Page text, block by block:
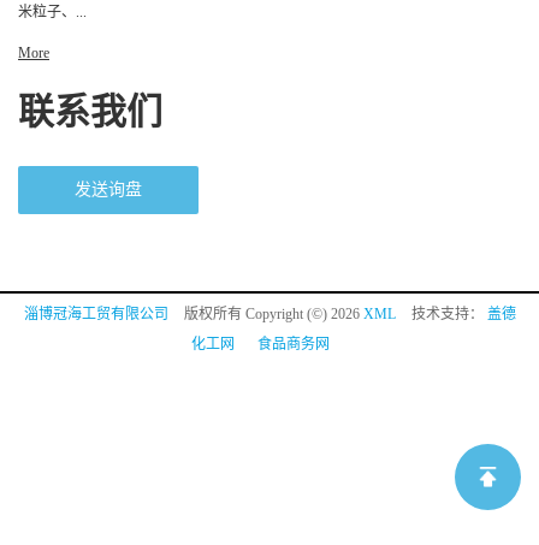
米粒子、...
More
联系我们
发送询盘
淄博冠海工贸有限公司 版权所有 Copyright (©) 2026 XML 技术支持： 盖德
化工网
食品商务网